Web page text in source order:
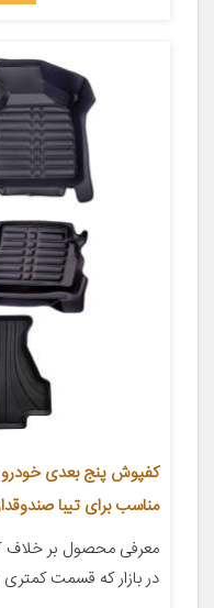
مناسب برای تیبا
در بازار که قسمت